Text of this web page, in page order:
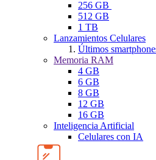
256 GB
512 GB
1 TB
Lanzamientos Celulares
Últimos
Memoria RAM
4 GB
6 GB
8 GB
12 GB
16 GB
Inteligencia Artificial
Celulares con IA